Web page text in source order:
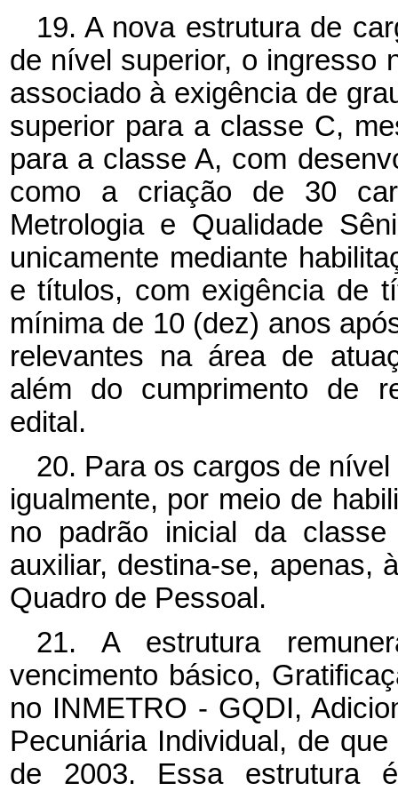
19. A nova estrutura de
de nível superior, o ingresso
associado à exigência de
superior para a classe C,
para a classe A, com
como a criação de 30
Metrologia e Qualidade
unicamente mediante
e títulos, com exigência de
mínima de 10 (dez) anos
relevantes na área de
além do cumprimento de
edital.
20. Para os cargos de
igualmente, por meio de
no padrão inicial da
auxiliar, destina-se, apenas,
Quadro de Pessoal.
21. A estrutura
vencimento básico,
no INMETRO - GQDI,
Pecuniária Individual, de
de 2003. Essa estrutura